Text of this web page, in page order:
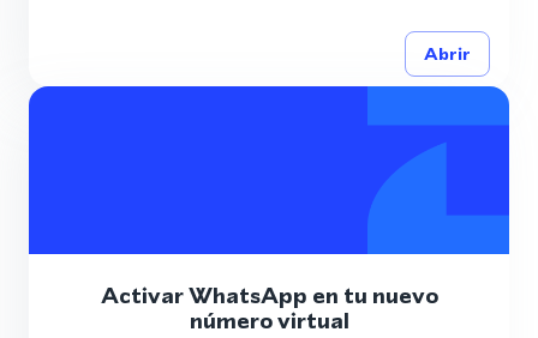
Abrir
Activar WhatsApp en tu nuevo
número virtual